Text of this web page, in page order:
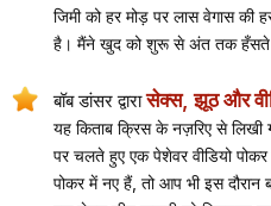
जिमी को हर मोड़ पर लास वेगास की
है। मैंने खुद को शुरू से अंत तक हँसते
बॉब डांसर द्वारासेक्स, झूठ और
यह किताब क्रिस के नज़रिए से
पर चलते हुए एक पेशेवर वीडियो
पोकर में नए हैं, तो आप भी इस